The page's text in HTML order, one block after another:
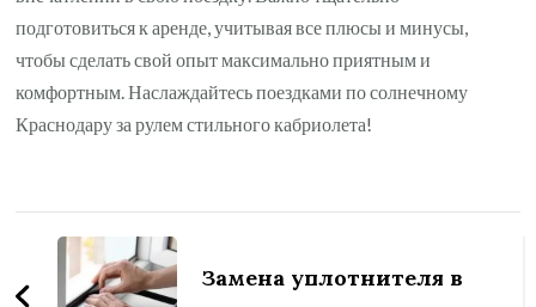
подготовиться к аренде, учитывая все плюсы и минусы,
чтобы сделать свой опыт максимально приятным и
комфортным. Наслаждайтесь поездками по солнечному
Краснодару за рулем стильного кабриолета!
Навигация
по
Замена уплотнителя в